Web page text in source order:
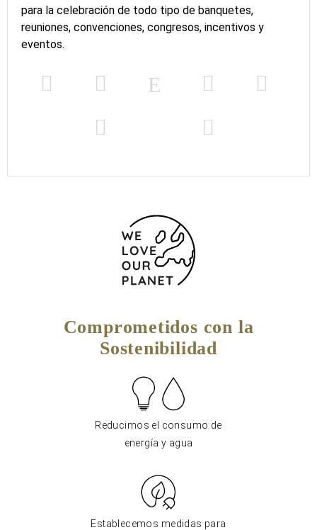
para la celebración de todo tipo de banquetes,
reuniones, convenciones, congresos, incentivos y
eventos.
Comprometidos con la
Sostenibilidad
Reducimos el consumo de
energía y agua
Establecemos medidas para